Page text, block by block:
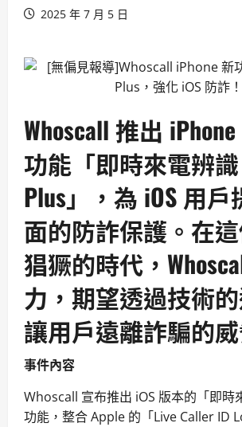
2025 年 7 月 5 日
Whoscall 推出
功能「即時來電辨識
Plus」，為 iOS 用
面的防詐保護。在
猖獗的時代，
力，期望透過技術的
讓用戶遠離詐騙的威
事件內容
Whoscall 宣布推出 iOS 版本的「即時
功能，整合 Apple 的「Live Caller ID